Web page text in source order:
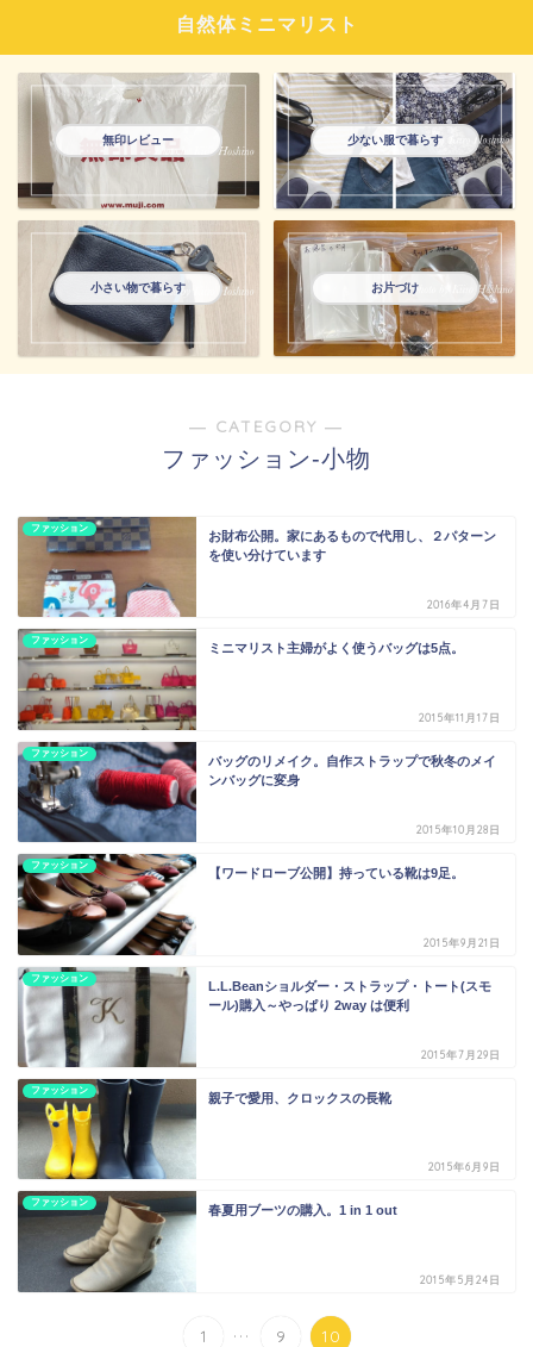
自然体ミニマリスト
無印レビュー 少ない服で暮らす
小さい物で暮らす お片づけ
― CATEGORY ―
ファッション-小物
ファッション
お財布公開。家にあるもので代用し、２パターン
を使い分けています
2016年4月7日
ファッション
ミニマリスト主婦がよく使うバッグは5点。
2015年11月17日
ファッション
バッグのリメイク。自作ストラップで秋冬のメイ
ンバッグに変身
2015年10月28日
ファッション
【ワードローブ公開】持っている靴は9足。
2015年9月21日
ファッション
L.L.Beanショルダー・ストラップ・トート(スモ
ール)購入～やっぱり 2way は便利
2015年7月29日
ファッション
親子で愛用、クロックスの長靴
2015年6月9日
ファッション
春夏用ブーツの購入。1 in 1 out
2015年5月24日
1 ... 9 10